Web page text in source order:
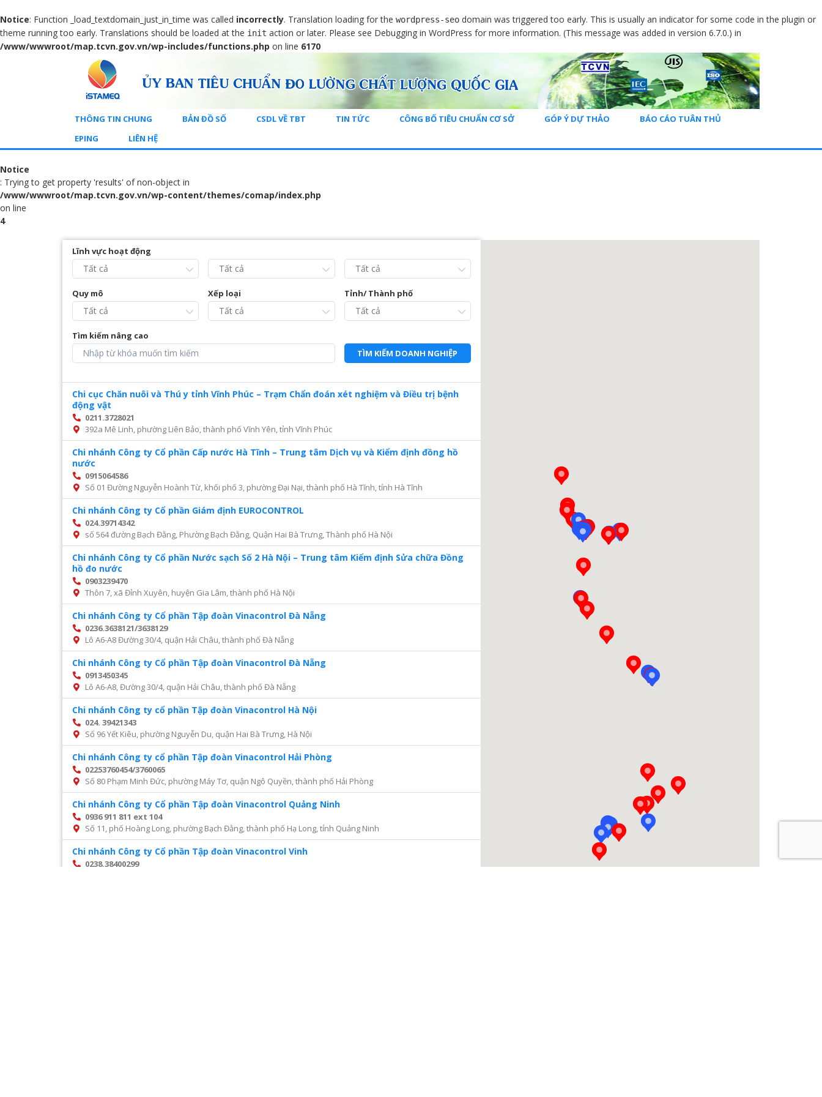
Notice: Function _load_textdomain_just_in_time was called incorrectly. Translation loading for the wordpress-seo domain was triggered too early. This is usually an indicator for some code in the plugin or
theme running too early. Translations should be loaded at the init action or later. Please see Debugging in WordPress for more information. (This message was added in version 6.7.0.) in
/www/wwwroot/map.tcvn.gov.vn/wp-includes/functions.php on line 6170
THÔNG TIN CHUNG BẢN ĐỒ SỐ CSDL VỀ TBT TIN TỨC CÔNG BỐ TIÊU CHUẨN CƠ SỞ GÓP Ý DỰ THẢO
BÁO CÁO TUÂN THỦ
EPING
LIÊN HỆ
Notice
: Trying to get property 'results' of non-object in
/www/wwwroot/map.tcvn.gov.vn/wp-content/themes/comap/index.php
on line
4
Lĩnh vực hoạt động
Quy mô Xếp loại Tỉnh/ Thành phố
Tìm kiếm nâng cao
TÌM KIẾM DOANH NGHIỆP
Chi cục Chăn nuôi và Thú y tỉnh Vĩnh Phúc – Trạm Chẩn đoán xét nghiệm và Điều trị bệnh
động vật
0211.3728021
392a Mê Linh, phường Liên Bảo, thành phố Vĩnh Yên, tỉnh Vĩnh Phúc
Chi nhánh Công ty Cổ phần Cấp nước Hà Tĩnh – Trung tâm Dịch vụ và Kiểm định đồng hồ
nước
0915064586
Số 01 Đường Nguyễn Hoành Từ, khối phố 3, phường Đại Nại, thành phố Hà Tĩnh, tỉnh Hà Tĩnh
Chi nhánh Công ty Cổ phần Giám định EUROCONTROL
024.39714342
số 564 đường Bạch Đằng, Phường Bạch Đằng, Quận Hai Bà Trưng, Thành phố Hà Nội
Chi nhánh Công ty Cổ phần Nước sạch Số 2 Hà Nội – Trung tâm Kiểm định Sửa chữa Đồng
hồ đo nước
0903239470
Thôn 7, xã Đỉnh Xuyên, huyện Gia Lâm, thành phố Hà Nội
Chi nhánh Công ty Cổ phần Tập đoàn Vinacontrol Đà Nẵng
0236.3638121/3638129
Lô A6-A8 Đường 30/4, quận Hải Châu, thành phố Đà Nẵng
Chi nhánh Công ty Cổ phần Tập đoàn Vinacontrol Đà Nẵng
0913450345
Lô A6-A8, Đường 30/4, quận Hải Châu, thành phố Đà Nẵng
Chi nhánh Công ty cổ phần Tập đoàn Vinacontrol Hà Nội
024. 39421343
Số 96 Yết Kiêu, phường Nguyễn Du, quận Hai Bà Trưng, Hà Nội
Chi nhánh Công ty cổ phần Tập đoàn Vinacontrol Hải Phòng
02253760454/3760065
Số 80 Phạm Minh Đức, phường Máy Tơ, quận Ngô Quyền, thành phố Hải Phòng
Chi nhánh Công ty Cổ phần Tập đoàn Vinacontrol Quảng Ninh
0936 911 811 ext 104
Số 11, phố Hoàng Long, phường Bạch Đằng, thành phố Hạ Long, tỉnh Quảng Ninh
Chi nhánh Công ty Cổ phần Tập đoàn Vinacontrol Vinh
0238.38400299